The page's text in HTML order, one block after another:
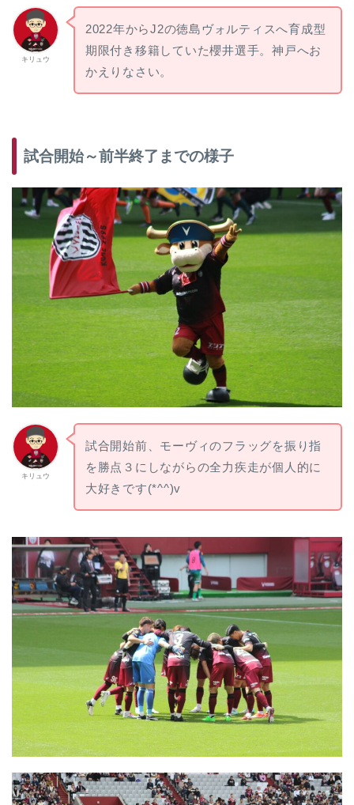
キリュウ
2022年からJ2の徳島ヴォルティスへ育成型
期限付き移籍していた櫻井選手。神戸へお
かえりなさい。
試合開始～前半終了までの様子
キリュウ
試合開始前、モーヴィのフラッグを振り指
を勝点３にしながらの全力疾走が個人的に
大好きです(*^^)v